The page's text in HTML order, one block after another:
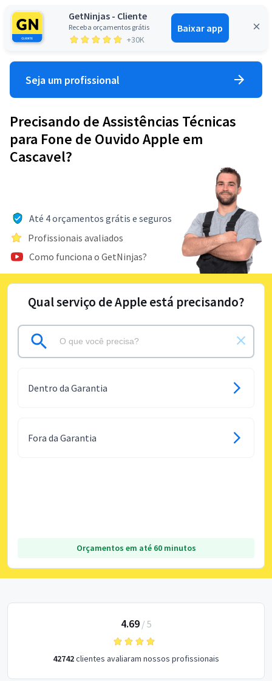
GetNinjas - Cliente
Receba orçamentos grátis
+30K
Baixar app
Entrar
Seja um profissional
Precisando de Assistências Técnicas
para Fone de Ouvido Apple em
Cascavel?
Até 4 orçamentos grátis e seguros
Profissionais avaliados
Como funciona o GetNinjas?
Qual serviço de Apple está precisando?
Dentro da Garantia
Fora da Garantia
Orçamentos em até 60 minutos
4.69/ 5
42742clientes avaliaram nossos profissionais